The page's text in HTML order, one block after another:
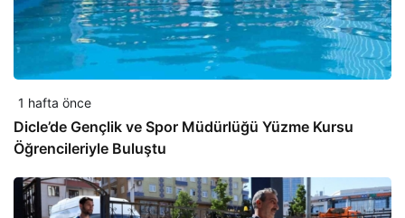
1 hafta önce
Dicle’de Gençlik ve Spor Müdürlüğü Yüzme Kursu
Öğrencileriyle Buluştu